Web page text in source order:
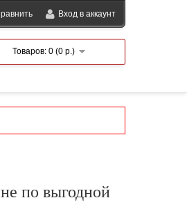
Вход в аккаунт
Товаров: 0 (0 р.)
по выгодной